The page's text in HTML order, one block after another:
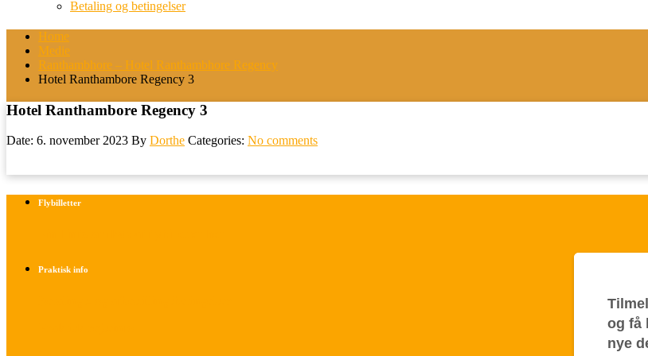
Betaling og betingelser
Home
Medie
Ranthambhore – Hotel Ranthambhore Regency
Hotel Ranthambore Regency 3
Hotel Ranthambore Regency 3
Date: 6. november 2023 By Dorthe Categories: No comments
Flybilletter
Praktisk info